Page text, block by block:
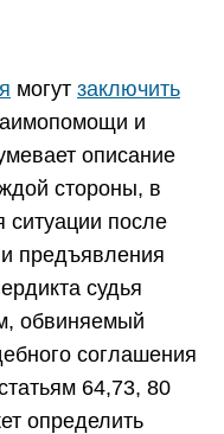
могут заключить
и
описание
стороны, в
ситуации после
предъявления
судья
обвиняемый
соглашения
64,73, 80
определить